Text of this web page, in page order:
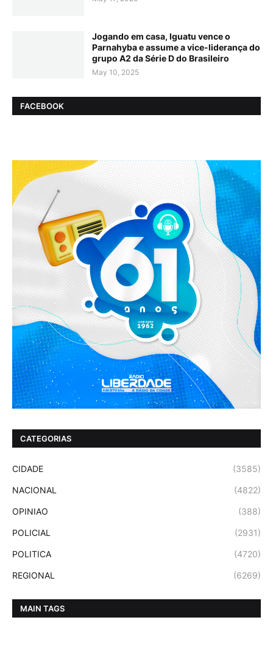
Jogando em casa, Iguatu vence o
Parnahyba e assume a vice-liderança do
grupo A2 da Série D do Brasileiro
May 10, 2025
FACEBOOK
CATEGORIAS
CIDADE (3585)
NACIONAL (4822)
OPINIAO (388)
POLICIAL (2931)
POLITICA (4720)
REGIONAL (6269)
MAIN TAGS